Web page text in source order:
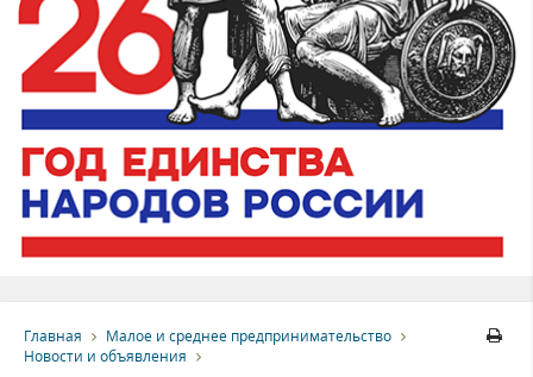
Главная
Малое и среднее предпринимательство
Новости и объявления